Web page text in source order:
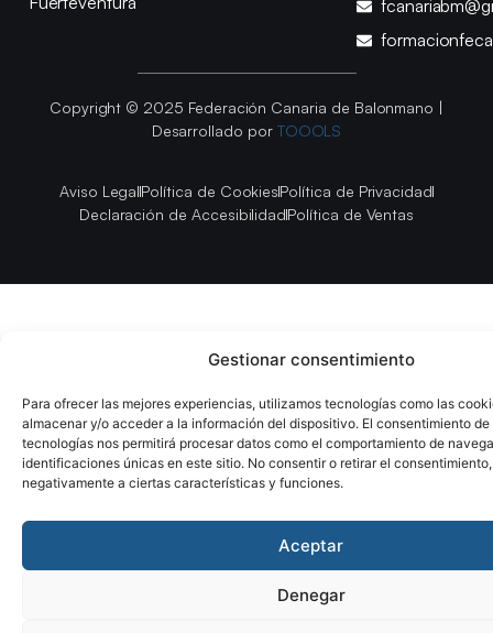
Gestionar consentimiento
Para ofrecer las mejores experiencias, utilizamos tecnologías como las
almacenar y/o acceder a la información del dispositivo. El consentimiento de
tecnologías nos permitirá procesar datos como el comportamiento de
identificaciones únicas en este sitio. No consentir o retirar el
negativamente a ciertas características y funciones.
Aceptar
Denegar
Copyright © 2025 Federación Canaria de Balonmano |
Desarrollado por TOOOLS
Aviso LegalPolítica de CookiesPolítica de Privacidad
Declaración de AccesibilidadPolítica de Ventas